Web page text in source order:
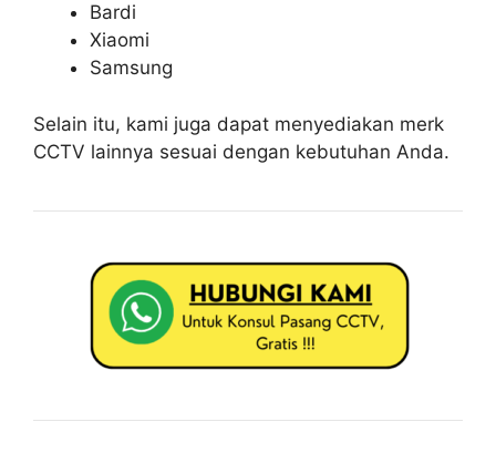
Bardi
Xiaomi
Samsung
Selain itu, kami juga dapat menyediakan merk
CCTV lainnya sesuai dengan kebutuhan Anda.